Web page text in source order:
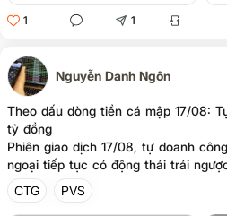
1 1
Nguyễn Danh Ngôn
Theo dấu dòng tiền cá mập 17/08:
tỷ đồng
Phiên giao dịch 17/08, tự doanh
ngoại tiếp tục có động thái trái
ý là tự doanh quay lại bán ròng lên
khi khối ngoại mua ròng chỉ hơn 16 tỷ
CTG PVS